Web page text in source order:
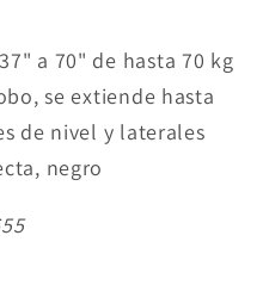
a 70" de hasta 70 kg
se extiende hasta
de nivel y laterales
negro